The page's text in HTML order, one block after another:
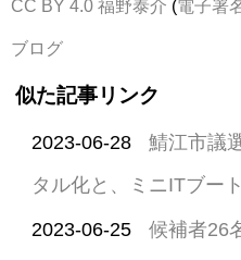
CC BY 4.0 福野泰介 (電子署
ブログ
似た記事リンク
2023-06-28
鯖江市議
タル化と、ミニITブー
2023-06-25
候補者26